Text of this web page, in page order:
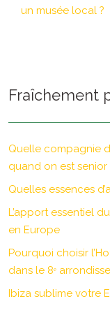
un musée local ?
Fraîchement
Quelle compagnie
quand on est senior
Quelles essences
L’apport essentiel
en Europe
Pourquoi choisir
dans le 8ᵉ
Ibiza sublime votre